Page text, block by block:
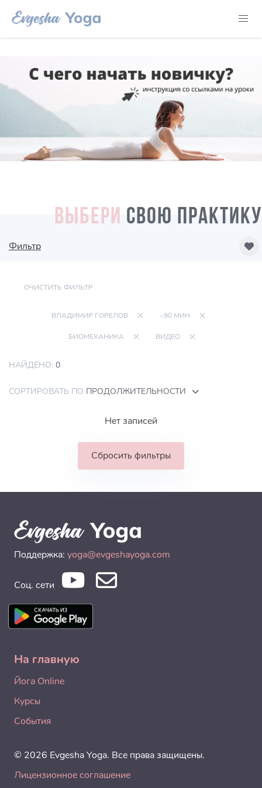
ВЫБЕРИ СВОЮ ПРАКТИКУ
Фильтр
ОЧИСТИТЬ ФИЛЬТР
ВЛАДИМИР ГОРЕЛОВ ~90 МИН
БИОМЕХАНИКА ВИДЕО
НАЙДЕНО: 0
СОРТИРОВАТЬ ПО ПРОДОЛЖИТЕЛЬНОСТИ
Нет записей
Сбросить фильтры
Поддержка: yoga@evgeshayoga.com
Соц. сети
На главную
Йога Online
Курсы
События
© 2026 Evgesha Yoga. Все права защищены.
Лицензионное соглашение